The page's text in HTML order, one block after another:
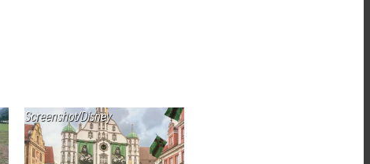
Screenshot/Disney